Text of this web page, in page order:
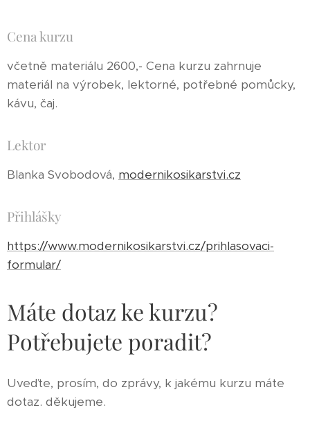
Cena kurzu
včetně materiálu 2600,- Cena kurzu zahrnuje
materiál na výrobek, lektorné, potřebné pomůcky,
kávu, čaj.
Lektor
Blanka Svobodová, modernikosikarstvi.cz
Přihlášky
https://www.modernikosikarstvi.cz/prihlasovaci-
formular/
Máte dotaz ke kurzu?
Potřebujete poradit?
Uveďte, prosím, do zprávy, k jakému kurzu máte
dotaz. děkujeme.